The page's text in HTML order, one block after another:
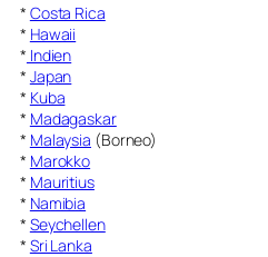
* Costa Rica
* Hawaii
* Indien
* Japan
* Kuba
* Madagaskar
* Malaysia (Borneo)
* Marokko
* Mauritius
* Namibia
* Seychellen
* Sri Lanka